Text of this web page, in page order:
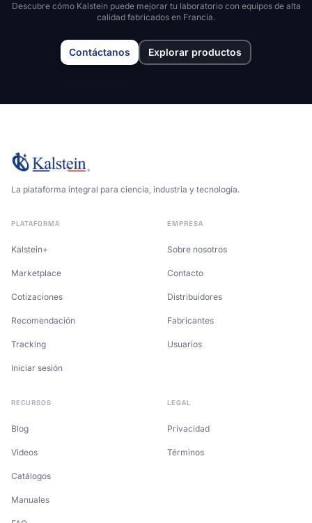
Descubre cómo Kalstein puede mejorar tu laboratorio con equipos de alta
calidad fabricados en Francia.
Contáctanos Explorar productos
La plataforma integral para ciencia, industria y tecnología.
PLATAFORMA
Kalstein+
Marketplace
Cotizaciones
Recomendación
Tracking
Iniciar sesión
EMPRESA
Sobre nosotros
Contacto
Distribuidores
Fabricantes
Usuarios
RECURSOS
Blog
Videos
Catálogos
Manuales
LEGAL
Privacidad
Términos